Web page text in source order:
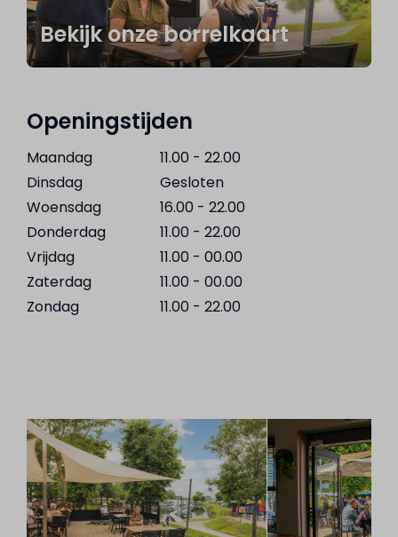
Bekijk onze borrelkaart
Openingstijden
Maandag
11.00 - 22.00
Dinsdag
Gesloten
Woensdag
16.00 - 22.00
Donderdag
11.00 - 22.00
Vrijdag
11.00 - 00.00
Zaterdag
11.00 - 00.00
Zondag
11.00 - 22.00